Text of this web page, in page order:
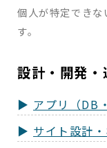
個人が特定できな
す。
設計・開発
アプリ（DB
サイト設計